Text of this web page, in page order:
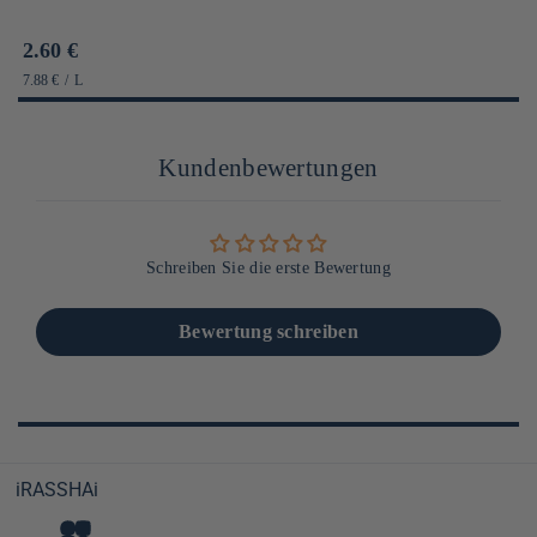
Prix
habituel
2.60 €
PRIX
UNITAIRE
7.88 € / PAR
L
Kundenbewertungen
Schreiben Sie die erste Bewertung
Bewertung schreiben
iRASSHAi